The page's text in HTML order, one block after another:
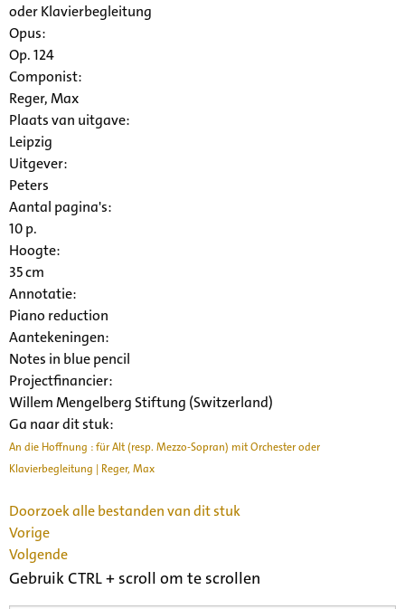
oder Klavierbegleitung
Opus:
Op. 124
Componist:
Reger, Max
Plaats van uitgave:
Leipzig
Uitgever:
Peters
Aantal pagina's:
10 p.
Hoogte:
35 cm
Annotatie:
Piano reduction
Aantekeningen:
Notes in blue pencil
Projectfinancier:
Willem Mengelberg Stiftung (Switzerland)
Ga naar dit stuk:
An die Hoffnung : für Alt (resp. Mezzo-Sopran) mit Orchester oder
Klavierbegleitung | Reger, Max
Doorzoek alle bestanden van dit stuk
Vorige
Volgende
Gebruik CTRL + scroll om te scrollen